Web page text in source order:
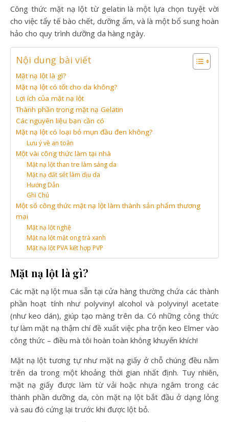
Công thức mặt nạ lột từ gelatin là một lựa chọn tuyệt vời
cho việc tẩy tế bào chết, dưỡng ẩm, và là một bổ sung hoàn
hảo cho quy trình dưỡng da hàng ngày.
Nội dung bài viết
Mặt nạ lột là gì?
Mặt nạ lột có tốt cho da không?
Lợi ích của mặt nạ lột
Thành phần trong mặt nạ Gelatin
Các nguyên liệu bạn cần có
Mặt nạ lột có loại bỏ mụn đầu đen không?
Lưu ý về an toàn
Một vài công thức làm tại nhà
Mặt nạ lột than tre làm sáng da
Mặt nạ đất sét làm dịu da
Hướng Dẫn
Ghi Chú
Một số công thức mặt nạ lột làm thành sản phẩm thương
mại
Mặt nạ lột nghệ
Mặt nạ lột mật ong trà xanh
Mặt nạ lột PVA kết hợp PVP
Mặt nạ lột là gì?
Các mặt nạ lột mua sẵn tại cửa hàng thường chứa các thành
phần hoạt tính như polyvinyl alcohol và polyvinyl acetate
(như keo dán), giúp tạo màng trên da. Có những công thức
tự làm mặt nạ thậm chí đề xuất việc pha trộn keo Elmer vào
công thức – điều mà tôi hoàn toàn không khuyến khích!
Mặt nạ lột tương tự như mặt nạ giấy ở chỗ chúng đều nằm
trên da trong một khoảng thời gian nhất định. Tuy nhiên,
mặt nạ giấy được làm từ vải hoặc nhựa ngâm trong các
thành phần dưỡng da, còn mặt nạ lột bắt đầu ở dạng lỏng
và sau đó cứng lại trước khi được lột bỏ.